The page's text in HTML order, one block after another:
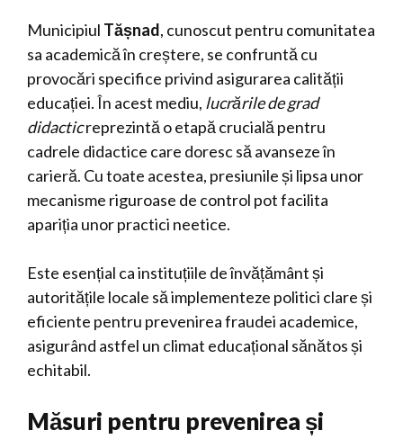
Municipiul Tășnad, cunoscut pentru comunitatea
sa academică în creștere, se confruntă cu
provocări specifice privind asigurarea calității
educației. În acest mediu, lucrările de grad
didacticreprezintă o etapă crucială pentru
cadrele didactice care doresc să avanseze în
carieră. Cu toate acestea, presiunile și lipsa unor
mecanisme riguroase de control pot facilita
apariția unor practici neetice.
Este esențial ca instituțiile de învățământ și
autoritățile locale să implementeze politici clare și
eficiente pentru prevenirea fraudei academice,
asigurând astfel un climat educațional sănătos și
echitabil.
Măsuri pentru prevenirea și